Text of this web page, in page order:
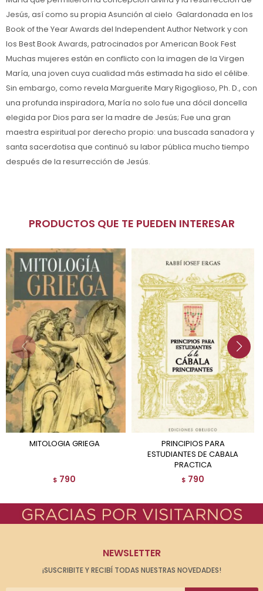
Jesús, así como su propia Asunción al cielo  Galardonada en los
Book of the Year Awards del Independent Author Network y con
los Best Book Awards, patrocinados por American Book Fest
Muchas mujeres están en conflicto con la imagen de la Virgen
María, una joven cuya cualidad más estimada ha sido el célibe.
Sin embargo, como revela Marguerite Mary Rigoglioso, Ph. D., con
una profunda inspiradora, María no solo fue una dócil doncella
elegida por Dios para ser la madre de Jesús; Fue una gran
maestra espiritual por derecho propio: una buscada sanadora y
santa sacerdotisa que continuó su labor pública mucho tiempo
después de la resurrección de Jesús.
PRODUCTOS QUE TE PUEDEN INTERESAR
MITOLOGIA GRIEGA
$ 790
PRINCIPIOS PARA
ESTUDIANTES DE CABALA
PRACTICA
$ 790
NEWSLETTER
¡SUSCRIBITE Y RECIBÍ TODAS NUESTRAS NOVEDADES!